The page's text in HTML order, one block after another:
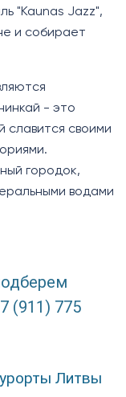
"Kaunas Jazz",
и собирает
- это
славится своими
городок,
водами
(911) 775
Литвы